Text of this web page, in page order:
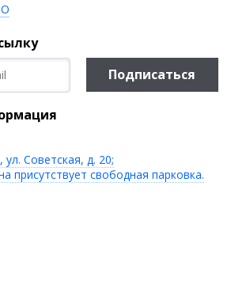
Подписаться
ул. Советская, д. 20;
присутствует свободная парковка.